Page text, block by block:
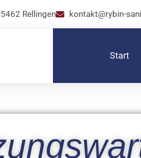
Rellingen kontakt@rybin-
Start